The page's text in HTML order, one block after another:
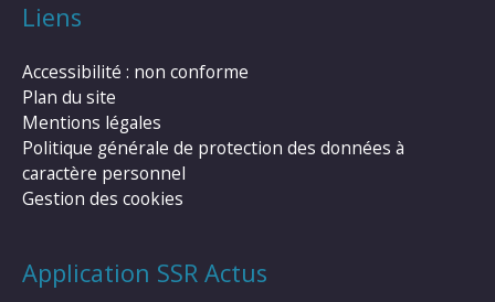
Liens
Accessibilité : non conforme
Plan du site
Mentions légales
Politique générale de protection des données à
caractère personnel
Gestion des cookies
Application SSR Actus